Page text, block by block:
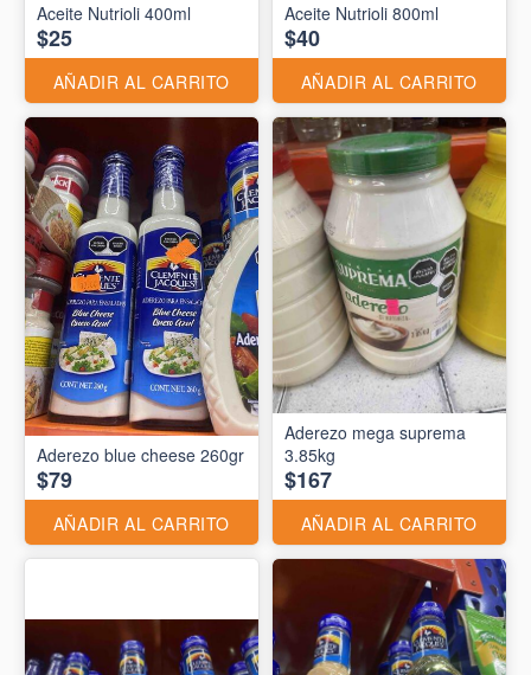
Aceite Nutrioli 400ml
$25
AÑADIR AL CARRITO
Aceite Nutrioli 800ml
$40
AÑADIR AL CARRITO
Aderezo blue cheese 260gr
$79
AÑADIR AL CARRITO
Aderezo mega suprema
3.85kg
$167
AÑADIR AL CARRITO